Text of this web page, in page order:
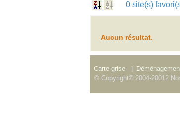
0 site(s)
Aucun résultat.
Carte grise
© Copyright© 2004-20012